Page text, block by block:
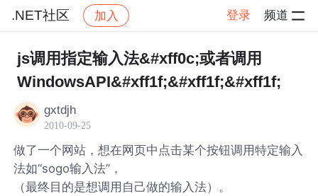
.NET社区 加入 登录 频道
社区 .NET社区 帖子详情
js调用指定输入法&#xff0c;或者调用
WindowsAPI&#xff1f;&#xff1f;&#xff1f;
gxtdjh
2010-09-25
做了一个网站，想在网页中点击某个按钮调用特定输入
法如“sogo输入法”，
（最终目的是想调用自己做的输入法）。